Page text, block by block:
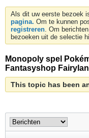
Als dit uw eerste bezoek
pagina. Om te kunnen
registreren. Om
bezoeken uit de selectie
Monopoly spel
Fantasyshop
This topic has been